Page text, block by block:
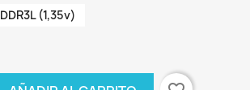
DDR3L (1,35v)